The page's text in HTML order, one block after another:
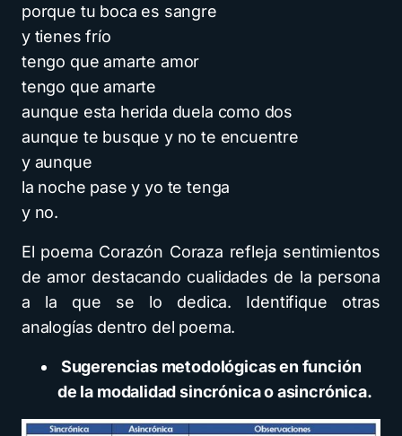
porque tu boca es sangre
y tienes frío
tengo que amarte amor
tengo que amarte
aunque esta herida duela como dos
aunque te busque y no te encuentre
y aunque
la noche pase y yo te tenga
y no.
El poema Corazón Coraza refleja sentimientos
de amor destacando cualidades de la persona
a la que se lo dedica. Identifique otras
analogías dentro del poema.
Sugerencias metodológicas en función
de la modalidad sincrónica o asincrónica.